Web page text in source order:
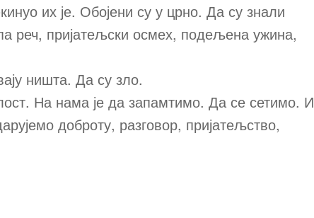
их је. Обојени су у црно. Да су знали
реч, пријатељски осмех, подељена ужина,
ништа. Да су зло.
На нама је да запамтимо. Да се сетимо. И
доброту, разговор, пријатељство,